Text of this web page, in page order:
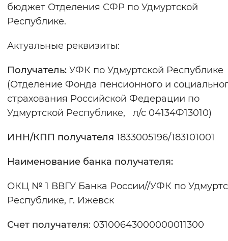
Цвет сайта
Монохромный
Синий фон
Изображения
Включены Выключены
Воспроизвести Остановить
Вернуть стандартные настройки
бюджет Отделения СФР по Удмуртской
Республике.
Актуальные реквизиты:
Получатель: УФК по Удмуртской Республике
(Отделение Фонда пенсионного и
страхования Российской Федерации по
Удмуртской Республике, л/с 04134Ф13010)
ИНН/КПП получателя 1833005196/183101001
Наименование банка получателя:
ОКЦ № 1 ВВГУ Банка России//УФК по
Республике, г. Ижевск
Счет получателя: 03100643000000011300